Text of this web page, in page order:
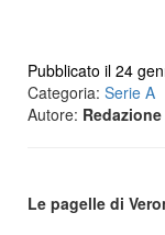
Pubblicato il 24
Categoria: Serie A
Autore:
Le pagelle di